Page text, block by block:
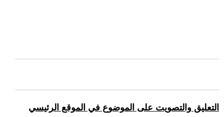
التعليق والتصويت على الموضوع في الموقع الرئيسي